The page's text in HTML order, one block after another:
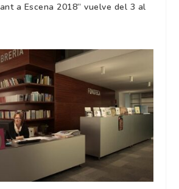
a Escena 2018” vuelve del 3 al